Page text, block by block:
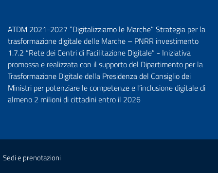
ATDM 2021-2027 “Digitalizziamo le Marche” Strategia per la
trasformazione digitale delle Marche – PNRR investimento
1.7.2 “Rete dei Centri di Facilitazione Digitale” - Iniziativa
promossa e realizzata con il supporto del Dipartimento per la
Trasformazione Digitale della Presidenza del Consiglio dei
Ministri per potenziare le competenze e l’inclusione digitale di
almeno 2 milioni di cittadini entro il 2026
Sedi e prenotazioni